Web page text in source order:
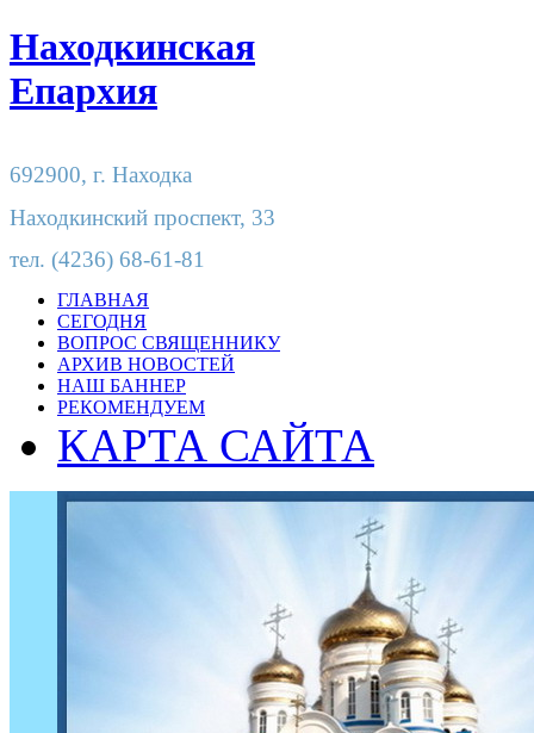
Находкинская
Епархия
692900, г. Находка
Находкинский проспект, 33
тел. (4236) 68-61-81
ГЛАВНАЯ
СЕГОДНЯ
ВОПРОС СВЯЩЕННИКУ
АРХИВ НОВОСТЕЙ
НАШ БАННЕР
РЕКОМЕНДУЕМ
КАРТА САЙТА